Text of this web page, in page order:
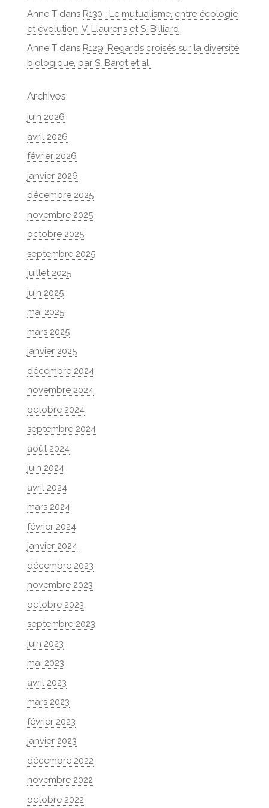
Anne Tdans R130 : Le mutualisme, entre écologie
et évolution, V. Llaurens et S. Billiard
Anne Tdans R129: Regards croisés sur la diversité
biologique, par S. Barot et al.
Archives
juin 2026
avril 2026
février 2026
janvier 2026
décembre 2025
novembre 2025
octobre 2025
septembre 2025
juillet 2025
juin 2025
mai 2025
mars 2025
janvier 2025
décembre 2024
novembre 2024
octobre 2024
septembre 2024
août 2024
juin 2024
avril 2024
mars 2024
février 2024
janvier 2024
décembre 2023
novembre 2023
octobre 2023
septembre 2023
juin 2023
mai 2023
avril 2023
mars 2023
février 2023
janvier 2023
décembre 2022
novembre 2022
octobre 2022